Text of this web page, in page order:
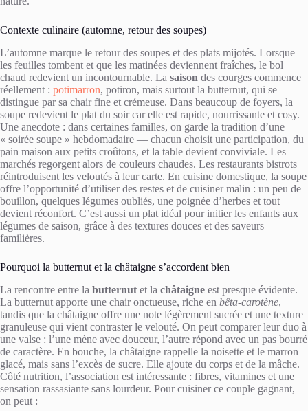
Contexte culinaire (automne, retour des soupes)
L’automne marque le retour des soupes et des plats mijotés. Lorsque
les feuilles tombent et que les matinées deviennent fraîches, le bol
chaud redevient un incontournable. La saison des courges commence
réellement : potimarron, potiron, mais surtout la butternut, qui se
distingue par sa chair fine et crémeuse. Dans beaucoup de foyers, la
soupe redevient le plat du soir car elle est rapide, nourrissante et cosy.
Une anecdote : dans certaines familles, on garde la tradition d’une
« soirée soupe » hebdomadaire — chacun choisit une participation, du
pain maison aux petits croûtons, et la table devient conviviale. Les
marchés regorgent alors de couleurs chaudes. Les restaurants bistrots
réintroduisent les veloutés à leur carte. En cuisine domestique, la soupe
offre l’opportunité d’utiliser des restes et de cuisiner malin : un peu de
bouillon, quelques légumes oubliés, une poignée d’herbes et tout
devient réconfort. C’est aussi un plat idéal pour initier les enfants aux
légumes de saison, grâce à des textures douces et des saveurs
familières.
Pourquoi la butternut et la châtaigne s’accordent bien
La rencontre entre la butternut et la châtaigne est presque évidente.
La butternut apporte une chair onctueuse, riche en bêta-carotène,
tandis que la châtaigne offre une note légèrement sucrée et une texture
granuleuse qui vient contraster le velouté. On peut comparer leur duo à
une valse : l’une mène avec douceur, l’autre répond avec un pas bourré
de caractère. En bouche, la châtaigne rappelle la noisette et le marron
glacé, mais sans l’excès de sucre. Elle ajoute du corps et de la mâche.
Côté nutrition, l’association est intéressante : fibres, vitamines et une
sensation rassasiante sans lourdeur. Pour cuisiner ce couple gagnant,
on peut :